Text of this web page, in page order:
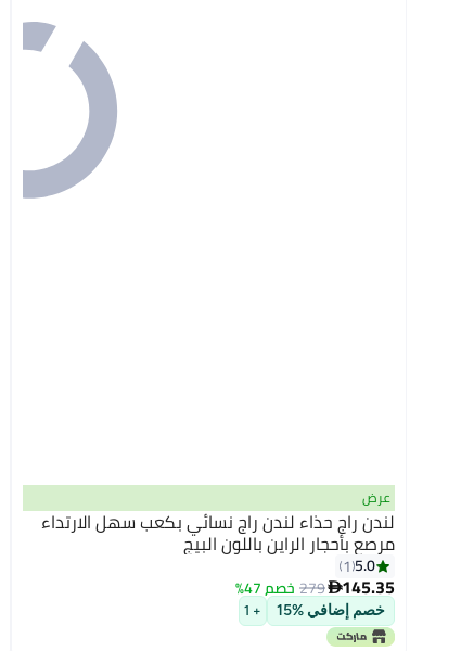
عرض
لندن راج حذاء لندن راج نسائي بكعب سهل الارتداء
مرصع بأحجار الراين باللون البيج
5.0
1
145.35
279 خصم 47%
خصم إضافي %15 + 1